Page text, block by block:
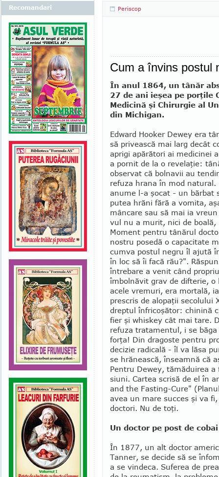
Periscop
Cum a învins postul
În anul 1864, un tânăr
27 de ani ieşea pe porţile
Medicină şi Chirurgie al
din Michigan.
Edward Hooker Dewey era
să privească mai larg decât
aprigi apărători ai medi­cinei
a pornit de la o revelaţie:
observat că bolnavii au
refuza hrana în mod natural.
anume l-a şocat - un bărbat
putea hrăni fără a vomita,
mâncare sau să mai ia
vul nu a murit, nici de
Moment pentru tânărul
nostru posedă o capacitate
cumva postul negru îl ajută
în loc să îi facă rău?".
întrebare a venit când
îmbolnă­vit grav de difterie, o
acele vremuri, era mortală,
prescris de alopaţii secolului
dreptul înfricoşător: chinină
fier şi whiskey cât mai tare.
refuza trata­mentul, i se băga
forţa! Din dragoste pen­tru
deci­zie radicală - îl va lăsa
se hrănească, înseamnă că
Pentru Dewey, tă­mă­duirea
siuni. Cartea scrisă de el în
and the Fasting-Cure"
avea un mare suc­ces şi va
doc­tori. Nu de toţi.
Un doctor pe post de cobai
În 1877, un alt doctor
Tanner, se decide să se
a se vindeca. Suferea de
Recomandari